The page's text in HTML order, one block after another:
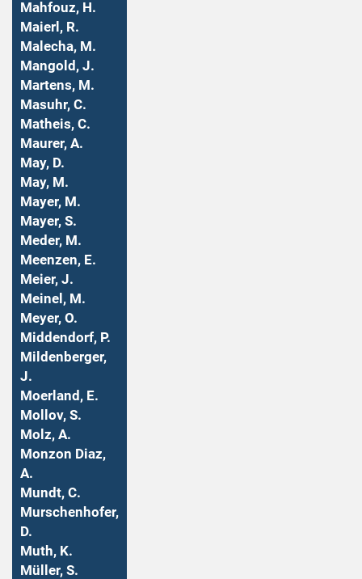
Mahfouz, H.
Maierl, R.
Malecha, M.
Mangold, J.
Martens, M.
Masuhr, C.
Matheis, C.
Maurer, A.
May, D.
May, M.
Mayer, M.
Mayer, S.
Meder, M.
Meenzen, E.
Meier, J.
Meinel, M.
Meyer, O.
Middendorf, P.
Mildenberger,
J.
Moerland, E.
Mollov, S.
Molz, A.
Monzon Diaz,
A.
Mundt, C.
Murschenhofer,
D.
Muth, K.
Müller, S.